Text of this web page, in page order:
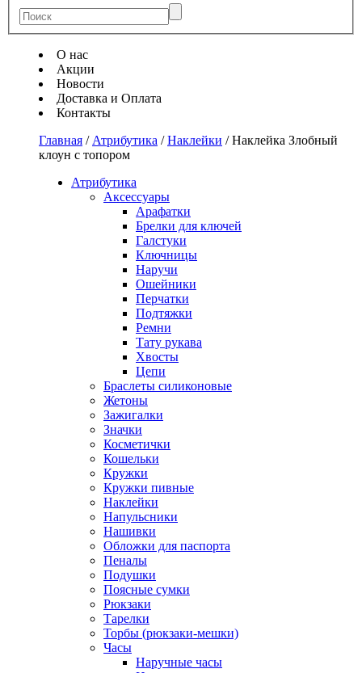
О нас
Акции
Новости
Доставка и Оплата
Контакты
Главная / Атрибутика /Наклейки /Наклейка Злобный
клоун с топором
Атрибутика
Аксессуары
Арафатки
Брелки для ключей
Галстуки
Ключницы
Наручи
Ошейники
Перчатки
Подтяжки
Ремни
Тату рукава
Хвосты
Цепи
Браслеты силиконовые
Жетоны
Зажигалки
Значки
Косметички
Кошельки
Кружки
Кружки пивные
Наклейки
Напульсники
Нашивки
Обложки для паспорта
Пеналы
Подушки
Поясные сумки
Рюкзаки
Тарелки
Торбы (рюкзаки-мешки)
Часы
Наручные часы